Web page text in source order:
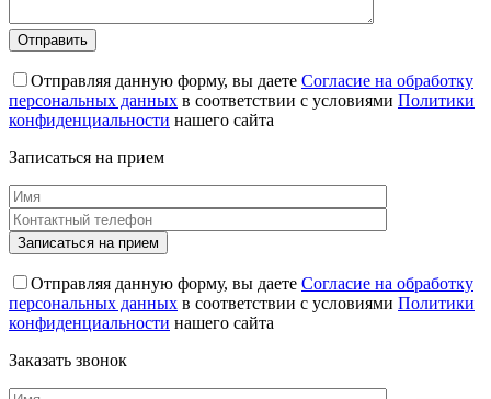
Отправляя данную форму, вы даете Согласие на обработку
персональных данных в соответствии с условиями Политики
конфиденциальности нашего сайта
Записаться на прием
Отправляя данную форму, вы даете Согласие на обработку
персональных данных в соответствии с условиями Политики
конфиденциальности нашего сайта
Заказать звонок